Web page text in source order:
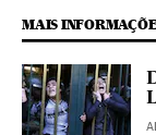
MAIS